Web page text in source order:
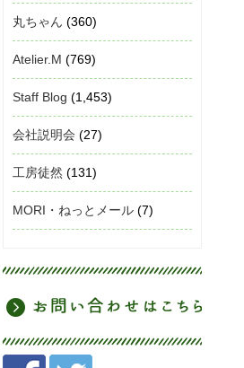
丸ちゃん (360)
Atelier.M (769)
Staff Blog (1,453)
会社説明会 (27)
工房徒然 (131)
MORI・ねっとメール (7)